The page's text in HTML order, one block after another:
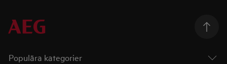
Populära kategorier